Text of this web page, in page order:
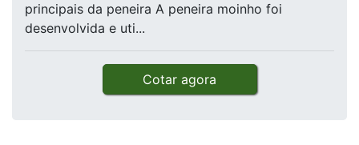
principais da peneira A peneira moinho foi
desenvolvida e uti...
Cotar agora